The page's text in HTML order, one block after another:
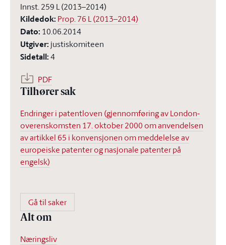
Innst. 259 L (2013–2014)
Kildedok: Prop. 76 L (2013–2014)
Dato: 10.06.2014
Utgiver: justiskomiteen
Sidetall:4
PDF
Tilhører sak
Endringer i patentloven (gjennomføring av London-
overenskomsten 17. oktober 2000 om anvendelsen
av artikkel 65 i konvensjonen om meddelelse av
europeiske patenter og nasjonale patenter på
engelsk)
Gå til saker
Alt om
Næringsliv